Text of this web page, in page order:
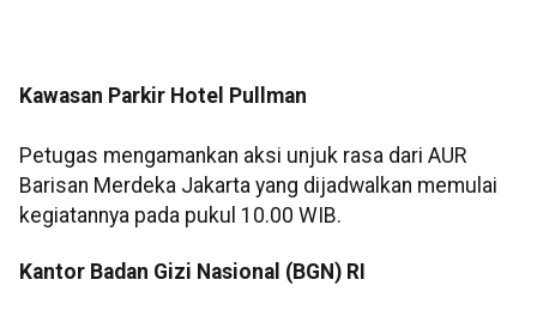
Kawasan Parkir Hotel Pullman
Petugas mengamankan aksi unjuk rasa dari AUR
Barisan Merdeka Jakarta yang dijadwalkan memulai
kegiatannya pada pukul 10.00 WIB.
Kantor Badan Gizi Nasional (BGN) RI